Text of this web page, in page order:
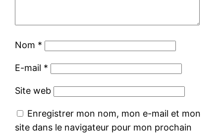
Nom *
E-mail *
Site web
Enregistrer mon nom, mon e-mail et mon
site dans le navigateur pour mon prochain